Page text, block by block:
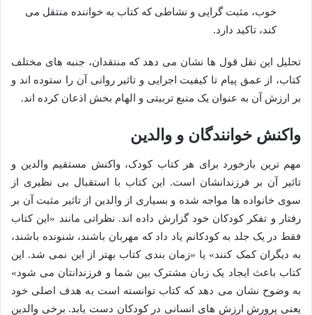
خوب، مثبت گرایی و نشاطی که کتاب به خواننده منتقل می
کند، تاکید دارد.
تحلیل این نقل قول ها نشان می دهد که منتقدان، جنبه های مختلف
کتاب، از عمق پیام تا کیفیت اجرایی و تاثیر روانی آن را ستوده اند و
بر ارزش آن به عنوان یک منبع تربیتی و الهام بخش اذعان کرده اند.
واکنش خوانندگان و والدین
مهم ترین بازخورد برای هر کتاب کودک، واکنش مستقیم والدین و
تاثیر آن بر فرزندانشان است. این کتاب با استقبال بی نظیری از
سوی خانواده ها مواجه شده و بسیاری از والدین از تاثیر مثبت آن بر
رفتار و تفکر کودکان خود گزارش داده اند. نظراتی مانند «این کتاب
فقط در یک جلد به کودکانم یاد داد که مهربان باشند، شنونده باشند،
به دیگران کمک کنند» یا «زمان بندی کتاب بهتر از این نمی شد. این
کتاب باعث ایجاد یک زبان مشترک بین شما و فرزندانتان می شود»
به وضوح نشان می دهد که کتاب توانسته است به هدف اصلی خود
یعنی پرورش ارزش های انسانی در کودکان دست یابد. برخی والدین